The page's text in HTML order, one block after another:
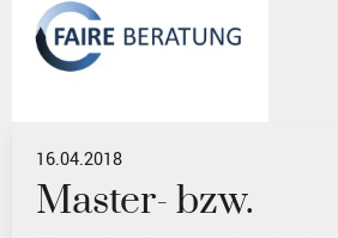
16.04.2018
Master- bzw.